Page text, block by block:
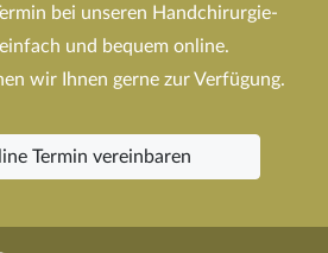
bei unseren Handchirurgie-
und bequem online.
wir Ihnen gerne zur Verfügung.
Termin vereinbaren